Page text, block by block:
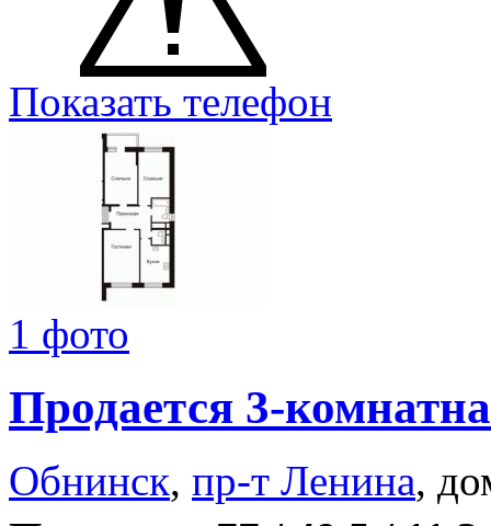
Показать телефон
1 фото
Продается 3-
Обнинск, пр-т Ленина,